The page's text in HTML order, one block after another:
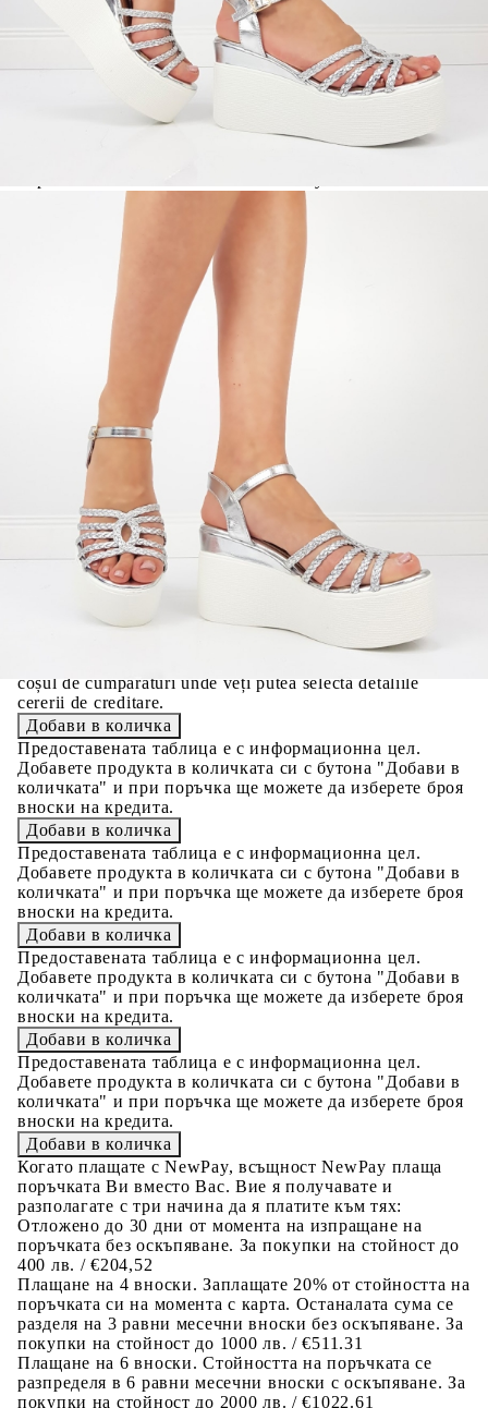
ВИСОЧИНА ПЛАТФОРМА:
5 см.
разполагате с три начина да я платите към тях:
Отложено до 30 дни от момента на изпращане на
поръчката без оскъпяване. За покупки на стойност до
400 лв. / €204,52
Плащане на 4 вноски. Заплащате 20% от стойността на
поръчката си на момента с карта. Останалата сума се
разделя на 3 равни месечни вноски без оскъпяване. За
покупки на стойност до 1000 лв. / €511.31
Плащане на 6 вноски. Стойността на поръчката се
разпределя в 6 равни месечни вноски с оскъпяване. За
покупки на стойност до 2000 лв. / €1022.61
Credit calculator
Сандали в сребърен цвят на платформа- Ramona Silver
Please select credit institution
Цена на продукта:
€20.00
Extraction of information from credit institutions
Предоставената таблица е с информационна цел.
Добавете продукта в количката си с бутона "Добави в
количката" и при поръчка ще можете да изберете броя
вноски на кредита.
coșul de cumpărături unde veți putea selecta detaliile
cererii de creditare.
Предоставената таблица е с информационна цел.
Добавете продукта в количката си с бутона "Добави в
количката" и при поръчка ще можете да изберете броя
вноски на кредита.
Предоставената таблица е с информационна цел.
Добавете продукта в количката си с бутона "Добави в
количката" и при поръчка ще можете да изберете броя
вноски на кредита.
Предоставената таблица е с информационна цел.
Добавете продукта в количката си с бутона "Добави в
количката" и при поръчка ще можете да изберете броя
вноски на кредита.
Предоставената таблица е с информационна цел.
Добавете продукта в количката си с бутона "Добави в
количката" и при поръчка ще можете да изберете броя
вноски на кредита.
Когато плащате с NewPay, всъщност NewPay плаща
поръчката Ви вместо Вас. Вие я получавате и
разполагате с три начина да я платите към тях:
Отложено до 30 дни от момента на изпращане на
поръчката без оскъпяване. За покупки на стойност до
400 лв. / €204,52
Плащане на 4 вноски. Заплащате 20% от стойността на
поръчката си на момента с карта. Останалата сума се
разделя на 3 равни месечни вноски без оскъпяване. За
покупки на стойност до 1000 лв. / €511.31
Плащане на 6 вноски. Стойността на поръчката се
разпределя в 6 равни месечни вноски с оскъпяване. За
покупки на стойност до 2000 лв. / €1022.61